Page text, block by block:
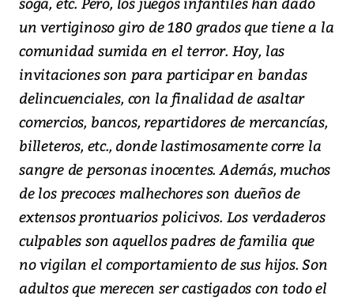
un vertiginoso giro de 180 grados que tiene a la
comunidad sumida en el terror. Hoy, las
invitaciones son para participar en bandas
delincuenciales, con la finalidad de asaltar
comercios, bancos, repartidores de mercancías,
billeteros, etc., donde lastimosamente corre la
sangre de personas inocentes. Además, muchos
de los precoces malhechores son dueños de
extensos prontuarios policivos. Los verdaderos
culpables son aquellos padres de familia que
no vigilan el comportamiento de sus hijos. Son
adultos que merecen ser castigados con todo el